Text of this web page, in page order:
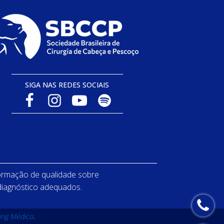
SIGA NAS REDES SOCIAIS
de qualidade sobre
adequados.
Médico.